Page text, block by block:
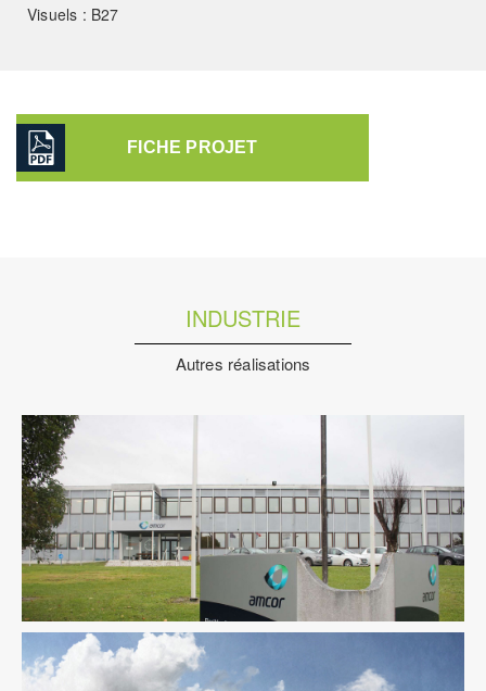
Visuels : B27
FICHE PROJET
INDUSTRIE
Autres réalisations
Fluides Industrie Ingenierie TCE Pilotage D'opération /
MOEX Structure VRD